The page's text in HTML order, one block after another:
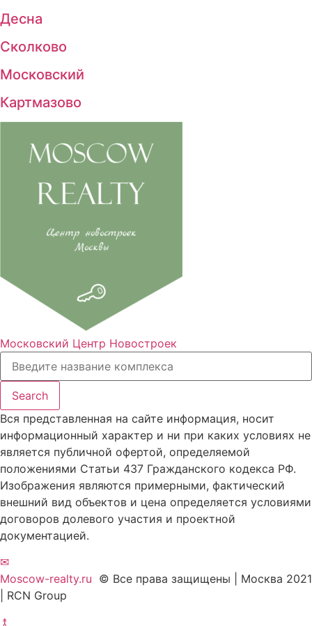
Десна
Сколково
Московский
Картмазово
Московский Центр Новостроек
Search
Вся представленная на сайте информация, носит
информационный характер и ни при каких условиях не
является публичной офертой, определяемой
положениями Статьи 437 Гражданского кодекса РФ.
Изображения являются примерными, фактический
внешний вид объектов и цена определяется условиями
договоров долевого участия и проектной
документацией.
✉
Moscow-realty.ru © Все права защищены | Москва 2021
| RCN Group
⥉